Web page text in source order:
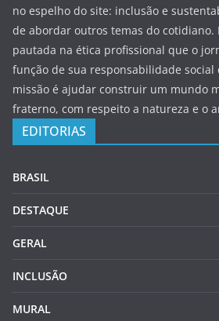
no espelho do site: inclusão e
de abordar outros temas do cotidiano.
pautada na ética profissional que o
função de sua responsabilidade social
missão é ajudar construir um mundo
fraterno, com respeito a natureza e o
EDITORIAS
BRASIL
DESTAQUE
GERAL
INCLUSÃO
MURAL